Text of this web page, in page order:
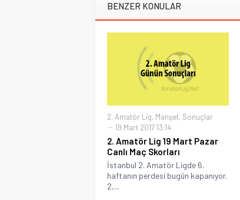
BENZER KONULAR
2. Amatör Lig, Manşet, Sonuçlar
19 Mart 2017 13:14
2. Amatör Lig 19 Mart Pazar
Canlı Maç Skorları
İstanbul 2. Amatör Ligde 6.
haftanın perdesi bugün kapanıyor.
2,...